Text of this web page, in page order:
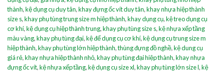
thành,kệ dụng cụ duy tân,khay đựng ốc vít duy tân,khay nhựa hiệp thành
size s,khay phụ tùng trung size m hiệp thành,khay dụng cụ,kệ treo dụng cụ
cơ khí,kệ dụng cụ hiệp thành trung,khay phụ tùng size s,kệ nhựa xếp tầng
màu vàng,khay phụ tùng đại,kệ để dụng cụ cơ khí,kệ dụng cụ trung size m
hiệp thành,khay phụ tùng lớn hiệp thành,thùng đựng đồ nghề,kệ dung cụ
giá rẻ,khay nhựa hiệp thành nhỏ,khay phụ tùng đại hiệp thành,khay nhựa
đựng ốc vít,kệ nhựa xếp tầng,kệ dụng cụ size xl,khay phụ tùng lớn size l,kệ